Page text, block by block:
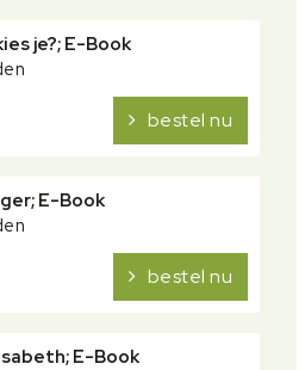
je?; E-Book
bestel nu
E-Book
bestel nu
E-Book